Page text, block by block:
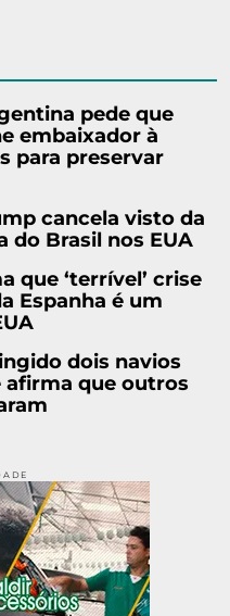
pede que
embaixador à
para preservar
cancela visto da
do Brasil nos EUA
que ‘terrível’ crise
Espanha é um
dois navios
afirma que outros